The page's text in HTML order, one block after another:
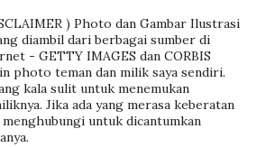
) Photo dan Gambar Ilustrasi
diambil dari berbagai sumber di
- GETTY IMAGES dan CORBIS
photo teman dan milik saya sendiri.
kala sulit untuk menemukan
Jika ada yang merasa keberatan
menghubungi untuk dicantumkan